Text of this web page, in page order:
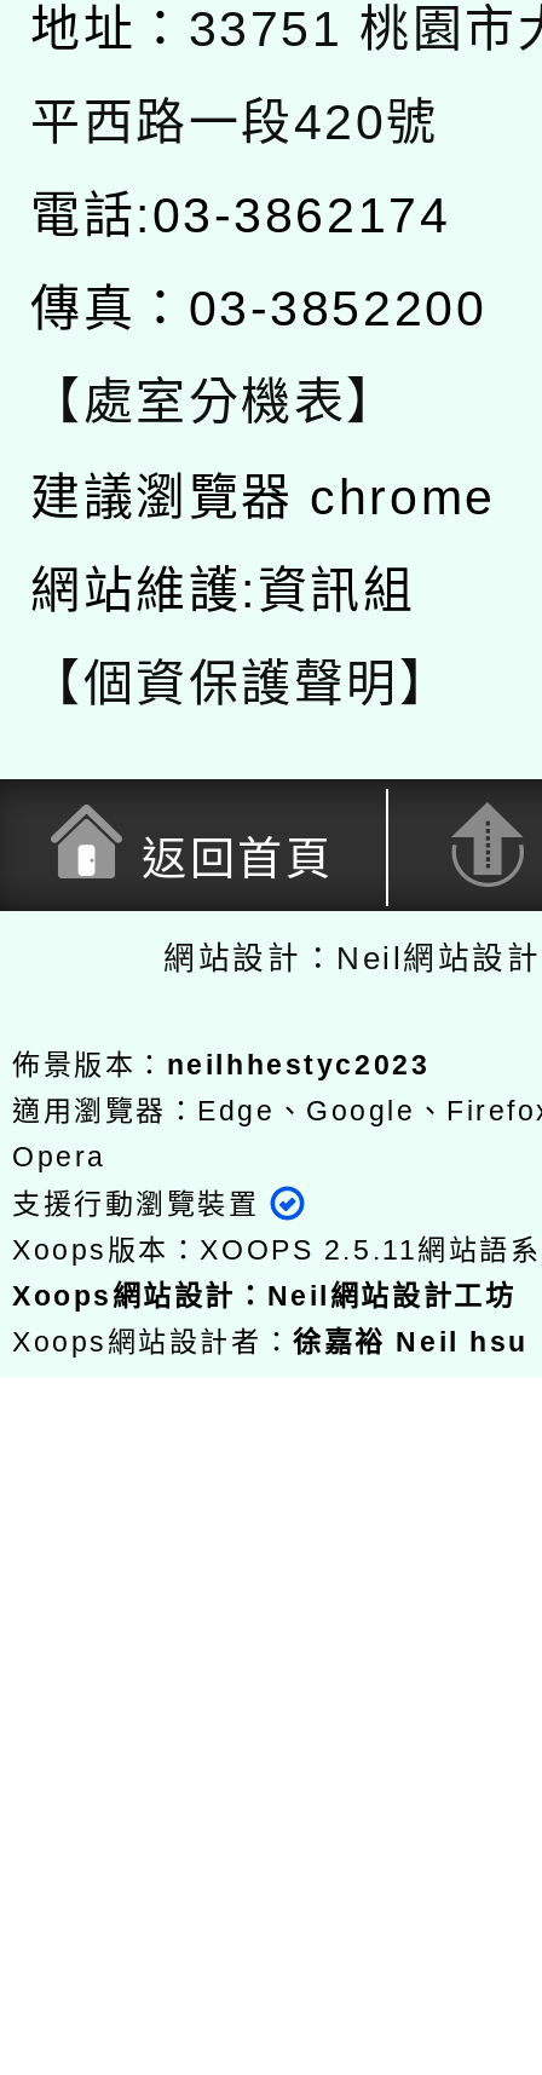
地址： 33751 桃園市
平西路一段420號
電話:03-3862174
傳真：03-3852200
【處室分機表】
建議瀏覽器 chrome
網站維護:資訊組
【個資保護聲明】
返回首頁
網站設計：Neil網站設
佈景版本： neilhhestyc2023
適用瀏覽器：Edge、Google、
Opera
支援行動瀏覽裝置
Xoops版本： XOOPS 2.5.11網站語
Xoops網站設計 ： Neil網站設計工坊
Xoops網站設計者：徐嘉裕 Neil hsu